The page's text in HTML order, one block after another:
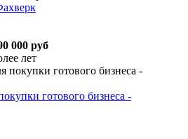
000 руб
лет
готового бизнеса -